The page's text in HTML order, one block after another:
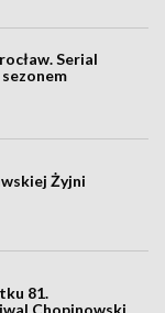
Serial
sezonem
Żyjni
81.
Chopinowski